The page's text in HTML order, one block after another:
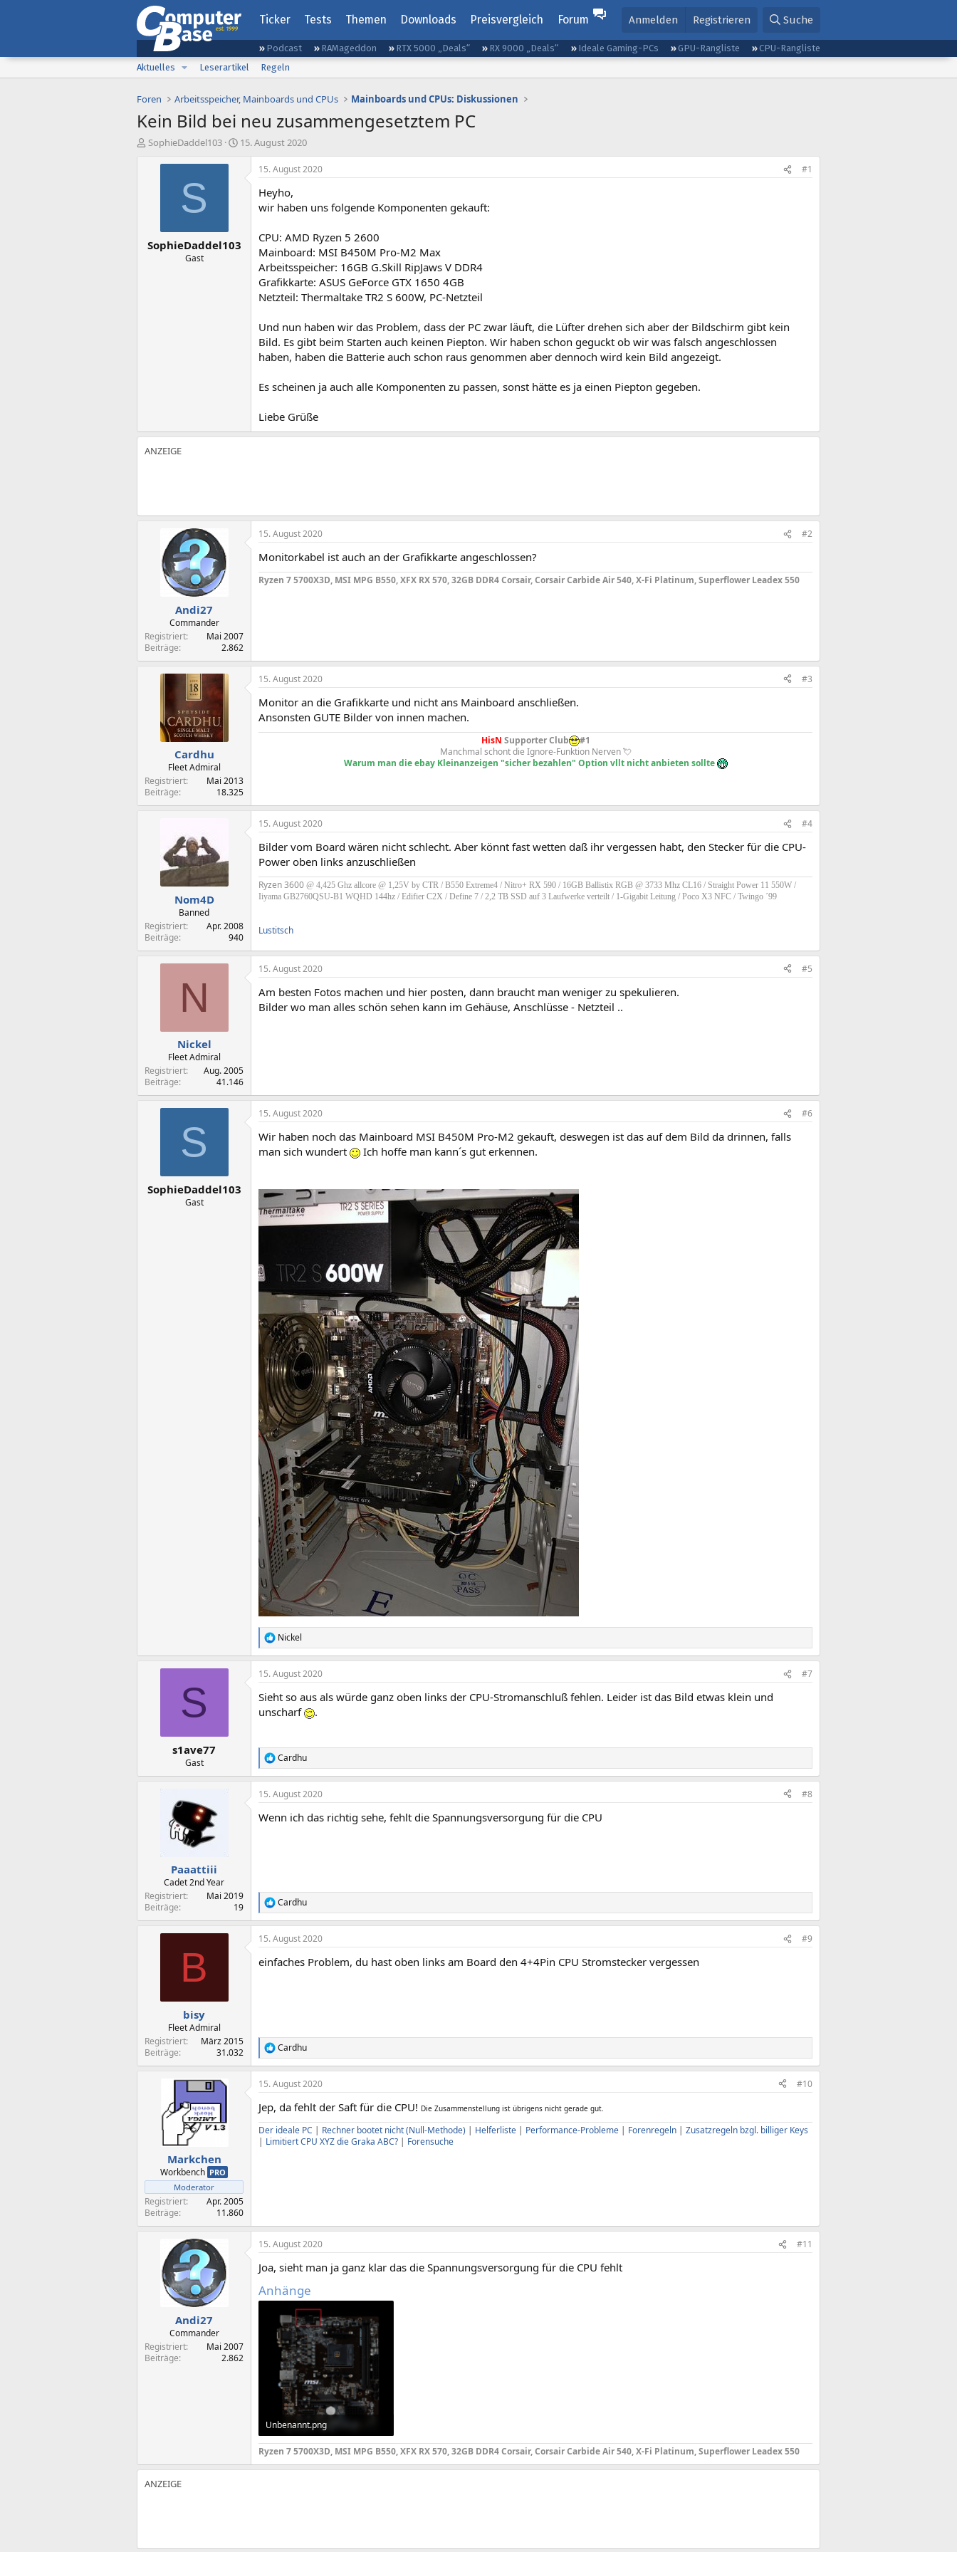
Ticker Tests Themen Downloads Preisvergleich Forum Anmelden Registrieren Suche
Podcast RAMageddon RTX 5000 „Deals“ RX 9000 „Deals“ Ideale Gaming-PCs GPU-Rangliste
CPU-Rangliste
Aktuelles
Leserartikel Regeln
Foren Arbeitsspeicher, Mainboards und CPUs Mainboards und CPUs: Diskussionen
Kein Bild bei neu zusammengesetztem PC
E
r
SophieDaddel103
E
a
15. August 2020
S
SophieDaddel103
Gast
15. August 2020 #1
Heyho,
wir haben uns folgende Komponenten gekauft:
CPU: AMD Ryzen 5 2600
Mainboard: MSI B450M Pro-M2 Max
Arbeitsspeicher: 16GB G.Skill RipJaws V DDR4
Grafikkarte: ASUS GeForce GTX 1650 4GB
Netzteil: Thermaltake TR2 S 600W, PC-Netzteil
Und nun haben wir das Problem, dass der PC zwar läuft, die Lüfter drehen sich aber der Bildschirm gibt kein
Bild. Es gibt beim Starten auch keinen Piepton. Wir haben schon geguckt ob wir was falsch angeschlossen
haben, haben die Batterie auch schon raus genommen aber dennoch wird kein Bild angezeigt.
Es scheinen ja auch alle Komponenten zu passen, sonst hätte es ja einen Piepton gegeben.
Liebe Grüße
Andi27
Commander
Registriert
Mai 2007
Beiträge
2.862
15. August 2020 #2
Monitorkabel ist auch an der Grafikkarte angeschlossen?
Ryzen 7 5700X3D, MSI MPG B550, XFX RX 570, 32GB DDR4 Corsair, Corsair Carbide Air 540, X-Fi Platinum, Superflower Leadex 550
Cardhu
Fleet Admiral
Registriert
Mai 2013
Beiträge
18.325
15. August 2020 #3
Monitor an die Grafikkarte und nicht ans Mainboard anschließen.
Ansonsten GUTE Bilder von innen machen.
HisN Supporter Club
#1
Manchmal schont die Ignore-Funktion Nerven 💘
Warum man die ebay Kleinanzeigen "sicher bezahlen" Option vllt nicht anbieten sollte
Nom4D
Banned
Registriert
Apr. 2008
Beiträge
940
15. August 2020 #4
Bilder vom Board wären nicht schlecht. Aber könnt fast wetten daß ihr vergessen habt, den Stecker für die CPU-
Power oben links anzuschließen
Ryzen 3600 @ 4,425 Ghz allcore @ 1,25V by CTR / B550 Extreme4 / Nitro+ RX 590 / 16GB Ballistix RGB @ 3733 Mhz CL16 / Straight Power 11 550W /
Iiyama GB2760QSU-B1 WQHD 144hz / Edifier C2X / Define 7 / 2,2 TB SSD auf 3 Laufwerke verteilt / 1-Gigabit Leitung / Poco X3 NFC / Twingo ´99
Lustitsch
N
Nickel
Fleet Admiral
Registriert
Aug. 2005
Beiträge
41.146
15. August 2020 #5
Am besten Fotos machen und hier posten, dann braucht man weniger zu spekulieren.
Bilder wo man alles schön sehen kann im Gehäuse, Anschlüsse - Netzteil ..
S
SophieDaddel103
Gast
15. August 2020 #6
Wir haben noch das Mainboard MSI B450M Pro-M2 gekauft, deswegen ist das auf dem Bild da drinnen, falls
man sich wundert
Ich hoffe man kann´s gut erkennen.
R
e
a
k
i
o
n
:
Nickel
S
s1ave77
Gast
15. August 2020 #7
Sieht so aus als würde ganz oben links der CPU-Stromanschluß fehlen. Leider ist das Bild etwas klein und
unscharf
.
R
e
a
k
i
Cardhu
Paaattiii
Cadet 2nd Year
Registriert
Mai 2019
Beiträge
19
15. August 2020 #8
Wenn ich das richtig sehe, fehlt die Spannungsversorgung für die CPU
R
e
a
k
i
Cardhu
B
bisy
Fleet Admiral
Registriert
März 2015
Beiträge
31.032
15. August 2020 #9
einfaches Problem, du hast oben links am Board den 4+4Pin CPU Stromstecker vergessen
R
e
a
k
i
o
n
e
Cardhu
Markchen
Workbench PRO
Moderator
Registriert
Apr. 2005
Beiträge
11.860
15. August 2020 #10
Jep, da fehlt der Saft für die CPU! Die Zusammenstellung ist übrigens nicht gerade gut.
Der ideale PC | Rechner bootet nicht (Null-Methode) | Helferliste | Performance-Probleme | Forenregeln | Zusatzregeln bzgl. billiger Keys
| Limitiert CPU XYZ die Graka ABC? | Forensuche
Andi27
Commander
Registriert
Mai 2007
Beiträge
2.862
15. August 2020 #11
Joa, sieht man ja ganz klar das die Spannungsversorgung für die CPU fehlt
Anhänge
Unbenannt.png
1 MB · Aufrufe: 249
Ryzen 7 5700X3D, MSI MPG B550, XFX RX 570, 32GB DDR4 Corsair, Corsair Carbide Air 540, X-Fi Platinum, Superflower Leadex 550